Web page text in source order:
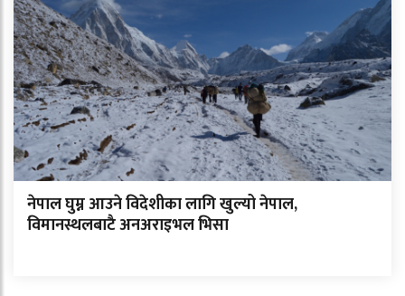
नेपाल घुम्न आउने विदेशीका लागि खुल्यो नेपाल,
विमानस्थलबाटै अनअराइभल भिसा